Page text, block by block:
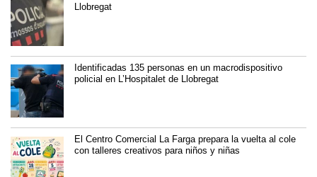
Llobregat
Identificadas 135 personas en un macrodispositivo
policial en L’Hospitalet de Llobregat
El Centro Comercial La Farga prepara la vuelta al cole
con talleres creativos para niños y niñas